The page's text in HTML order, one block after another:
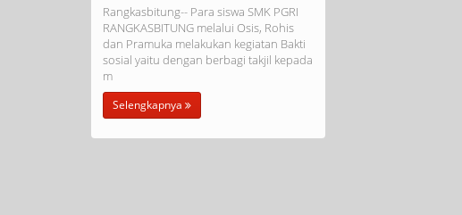
Rangkasbitung-- Para siswa SMK PGRI
RANGKASBITUNG melalui Osis, Rohis
dan Pramuka melakukan kegiatan Bakti
sosial yaitu dengan berbagi takjil kepada
m
Selengkapnya